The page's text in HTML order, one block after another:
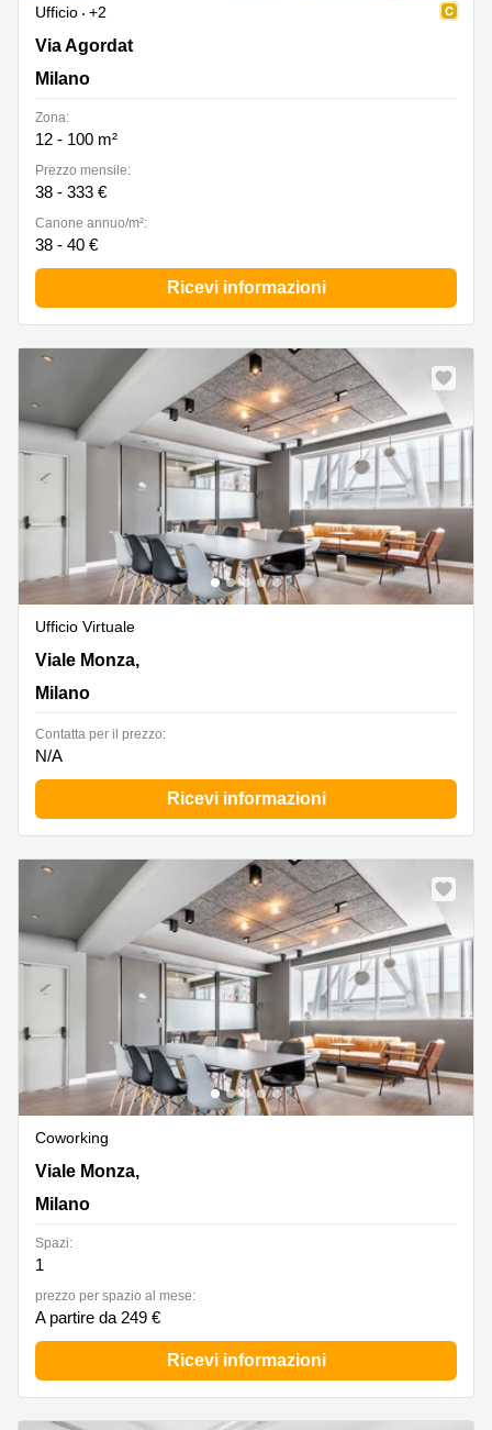
Ufficio
+2
Via Agordat 32, Milano
Via Agordat
Milano
Zona:
12 - 100 m²
Prezzo mensile:
38 - 333 €
Canone annuo/m²:
38 - 40 €
Ricevi informazioni
Ufficio Virtuale
Viale Monza, 259, Milano
Viale Monza,
Milano
Сontatta per il prezzo:
N/A
Ricevi informazioni
Coworking
Viale Monza, 259, Milano
Viale Monza,
Milano
Spazi:
1
prezzo per spazio al mese:
A partire da 249 €
Ricevi informazioni